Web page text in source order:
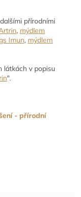
přírodními
, mýdlem
Imun, mýdlem
látkách v popisu
".
- přírodní